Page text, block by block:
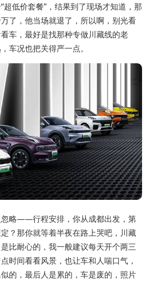
超低价套餐”，结果到了现场才知道，那
了，他当场就退了，所以啊，别光看
车，最好是找那种专做川藏线的老
车况也把关得严一点。
略——行程安排，你从成都出发，第
？那你就等着半夜在路上哭吧，川藏
比耐心的，我一般建议每天开个两三
时间看看风景，也让车和人喘口气，
的，最后人是累的，车是废的，照片